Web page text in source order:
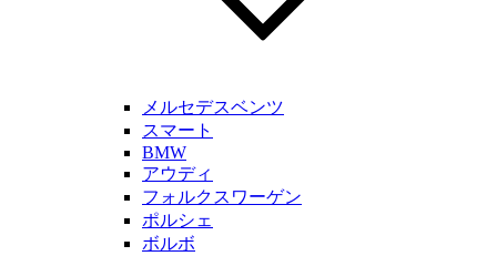
メルセデスベンツ
スマート
BMW
アウディ
フォルクスワーゲン
ポルシェ
ボルボ